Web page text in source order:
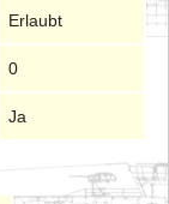
Erlaubt
0
Ja